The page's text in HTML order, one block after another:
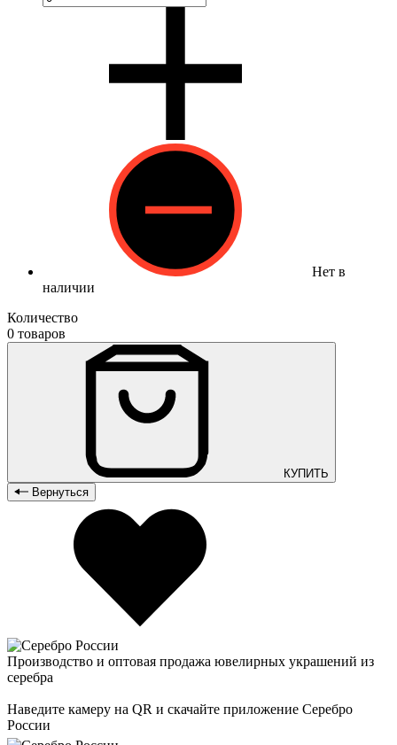
Нет в
наличии
Количество
0 товаров
КУПИТЬ
Вернуться
Производство и оптовая продажа ювелирных украшений из
серебра
Наведите камеру на QR и скачайте приложение Серебро
России